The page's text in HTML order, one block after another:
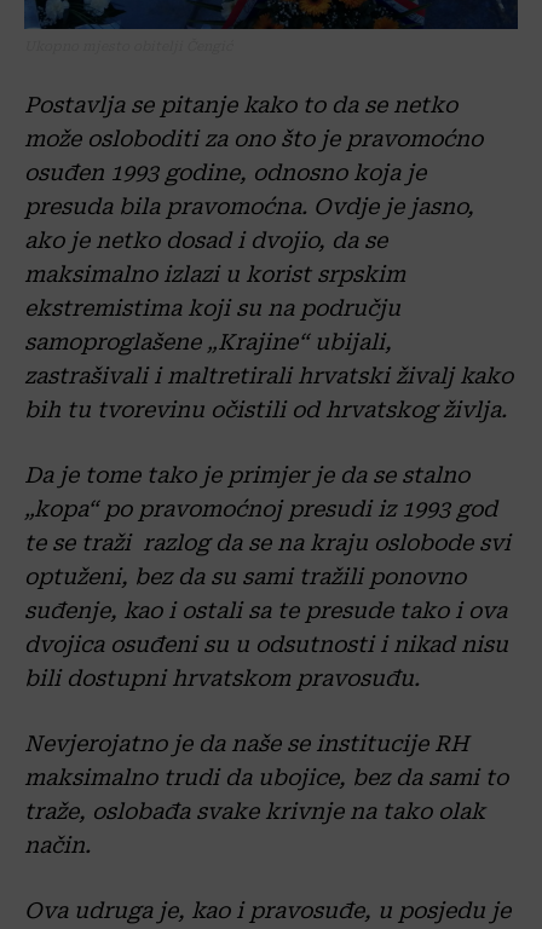
Postavlja se pitanje kako to da se netko
može osloboditi za ono što je pravomoćno
osuđen 1993 godine, odnosno koja je
presuda bila pravomoćna. Ovdje je jasno,
ako je netko dosad i dvojio, da se
maksimalno izlazi u korist srpskim
ekstremistima koji su na području
samoproglašene „Krajine“ ubijali,
zastrašivali i maltretirali hrvatski živalj kako
bih tu tvorevinu očistili od hrvatskog življa.
Da je tome tako je primjer je da se stalno
„kopa“ po pravomoćnoj presudi iz 1993 god
te se traži razlog da se na kraju oslobode svi
optuženi, bez da su sami tražili ponovno
suđenje, kao i ostali sa te presude tako i ova
dvojica osuđeni su u odsutnosti i nikad nisu
bili dostupni hrvatskom pravosuđu.
Nevjerojatno je da naše se institucije RH
maksimalno trudi da ubojice, bez da sami to
traže, oslobađa svake krivnje na tako olak
način.
Ova udruga je, kao i pravosuđe, u posjedu je